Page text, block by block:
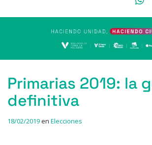
Primarias 2019: la
definitiva
18/02/2019en Elecciones